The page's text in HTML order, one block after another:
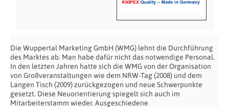
Die Wuppertal Marketing GmbH (WMG) lehnt die Durchführung
des Marktes ab. Man habe dafür nicht das notwendige Personal.
In den letzten Jahren hatte sich die WMG von der Organisation
von Großveranstaltungen wie dem NRW-Tag (2008) und dem
Langen Tisch (2009) zurückgezogen und neue Schwerpunkte
gesetzt. Diese Neuorientierung spiegelt sich auch im
Mitarbeiterstamm wieder. Ausgeschiedene